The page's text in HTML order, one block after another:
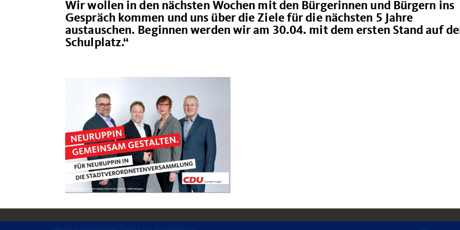
Wir wollen in den nächsten Wochen mit den Bürgerinnen und Bürgern ins
Gespräch kommen und uns über die Ziele für die nächsten 5 Jahre
austauschen. Beginnen werden wir am 30.04. mit dem ersten Stand auf
Schulplatz.“